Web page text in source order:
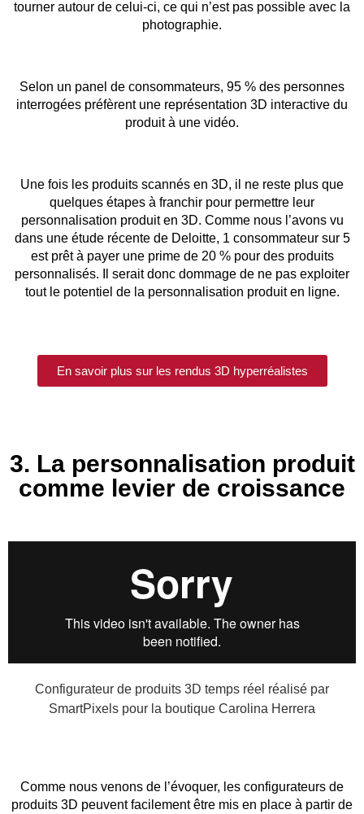
tourner autour de celui-ci, ce qui n’est pas possible avec la
photographie.
Selon un panel de consommateurs, 95 % des personnes
interrogées préfèrent une représentation 3D interactive du
produit à une vidéo.
Une fois les produits scannés en 3D, il ne reste plus que
quelques étapes à franchir pour permettre leur
personnalisation produit en 3D. Comme nous l’avons vu
dans une étude récente de Deloitte, 1 consommateur sur 5
est prêt à payer une prime de 20 % pour des produits
personnalisés. Il serait donc dommage de ne pas exploiter
tout le potentiel de la personnalisation produit en ligne.
En savoir plus sur les rendus 3D hyperréalistes
3. La personnalisation produit
comme levier de croissance
Configurateur de produits 3D temps réel réalisé par
SmartPixels pour la boutique Carolina Herrera
Comme nous venons de l’évoquer, les configurateurs de
produits 3D peuvent facilement être mis en place à partir de